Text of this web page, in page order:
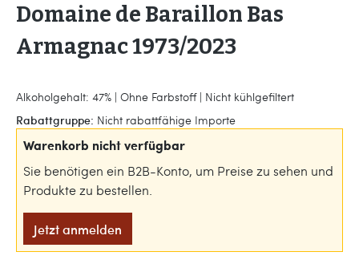
Domaine de Baraillon Bas
Armagnac 1973/2023
Alkoholgehalt: 47% | Ohne Farbstoff | Nicht kühlgefiltert
Rabattgruppe: Nicht rabattfähige Importe
Warenkorb nicht verfügbar
Sie benötigen ein B2B-Konto, um Preise zu sehen und
Produkte zu bestellen.
Jetzt anmelden